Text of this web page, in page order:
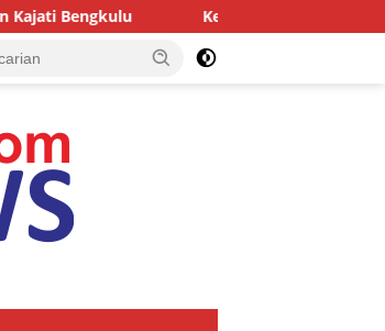
Kejari Kepahiang Tegaskan Tuntutan